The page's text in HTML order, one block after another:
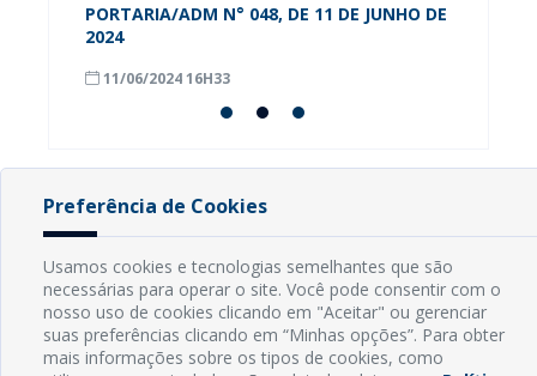
PORTARIA/ADM N° 048, DE 11 DE JUNHO DE
2024
11/06/2024 16H33
INFORMAÇÕES
Endereço: Rua Capitão Vicente de Brito, S/N - Centro
CEP: 59598-000 - Guamaré - RN
Contato: (84) 3525-2032
E-mail: diretoria@guamare.rn.leg.br
Preferência de Cookies
Usamos cookies e tecnologias semelhantes que são
necessárias para operar o site. Você pode consentir com o
nosso uso de cookies clicando em "Aceitar" ou gerenciar
suas preferências clicando em “Minhas opções”. Para obter
mais informações sobre os tipos de cookies, como